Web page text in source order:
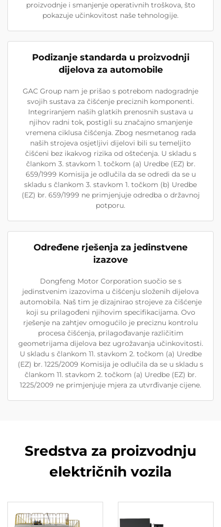
proizvodnje i smanjenje operativnih troškova, što
pokazuje učinkovitost naše tehnologije.
Podizanje standarda u proizvodnji
dijelova za automobile
GAC Group nam je prišao s potrebom nadogradnje
svojih sustava za čišćenje preciznih komponenti.
Integriranjem naših glatkih prenosnih sustava u
njihov radni tok, postigli su značajno smanjenje
vremena ciklusa čišćenja. Zbog nesmetanog rada
naših strojeva osjetljivi dijelovi bili su temeljito
čišćeni bez ikakvog rizika od oštećenja. U skladu s
člankom 3. stavkom 1. točkom (a) Uredbe (EZ) br.
659/1999 Komisija je odlučila da se odredi da se u
skladu s člankom 3. stavkom 1. točkom (b) Uredbe
(EZ) br. 659/1999 ne primjenjuje odredba o državnoj
potporu.
Određene rješenja za jedinstvene
izazove
Dongfeng Motor Corporation suočio se s
jedinstvenim izazovima u čišćenju složenih dijelova
automobila. Naš tim je dizajnirao strojeve za čišćenje
koji su prilagođeni njihovim specifikacijama. Ovo
rješenje na zahtjev omogućilo je preciznu kontrolu
procesa čišćenja, prilagođavanje različitim
geometrijama dijelova bez ugrožavanja učinkovitosti.
U skladu s člankom 11. stavkom 2. točkom (a) Uredbe
(EZ) br. 1225/2009 Komisija je odlučila da se u skladu s
člankom 11. stavkom 2. točkom (a) Uredbe (EZ) br.
1225/2009 ne primjenjuje mjera za utvrđivanje cijene.
Sredstva za proizvodnju
električnih vozila